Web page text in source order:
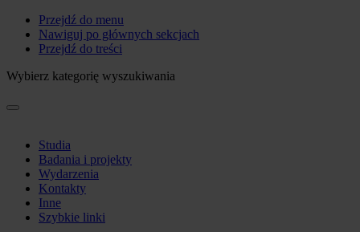
Przejdź do menu
Nawiguj po głównych sekcjach
Przejdź do treści
Wybierz kategorię wyszukiwania
Studia
Badania i projekty
Wydarzenia
Kontakty
Inne
Szybkie linki